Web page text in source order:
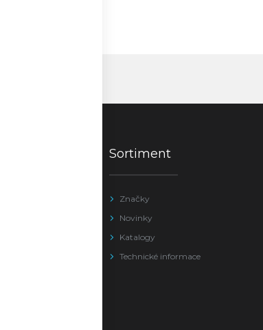
Sortiment
Značky
Novinky
Katalogy
Technické informace